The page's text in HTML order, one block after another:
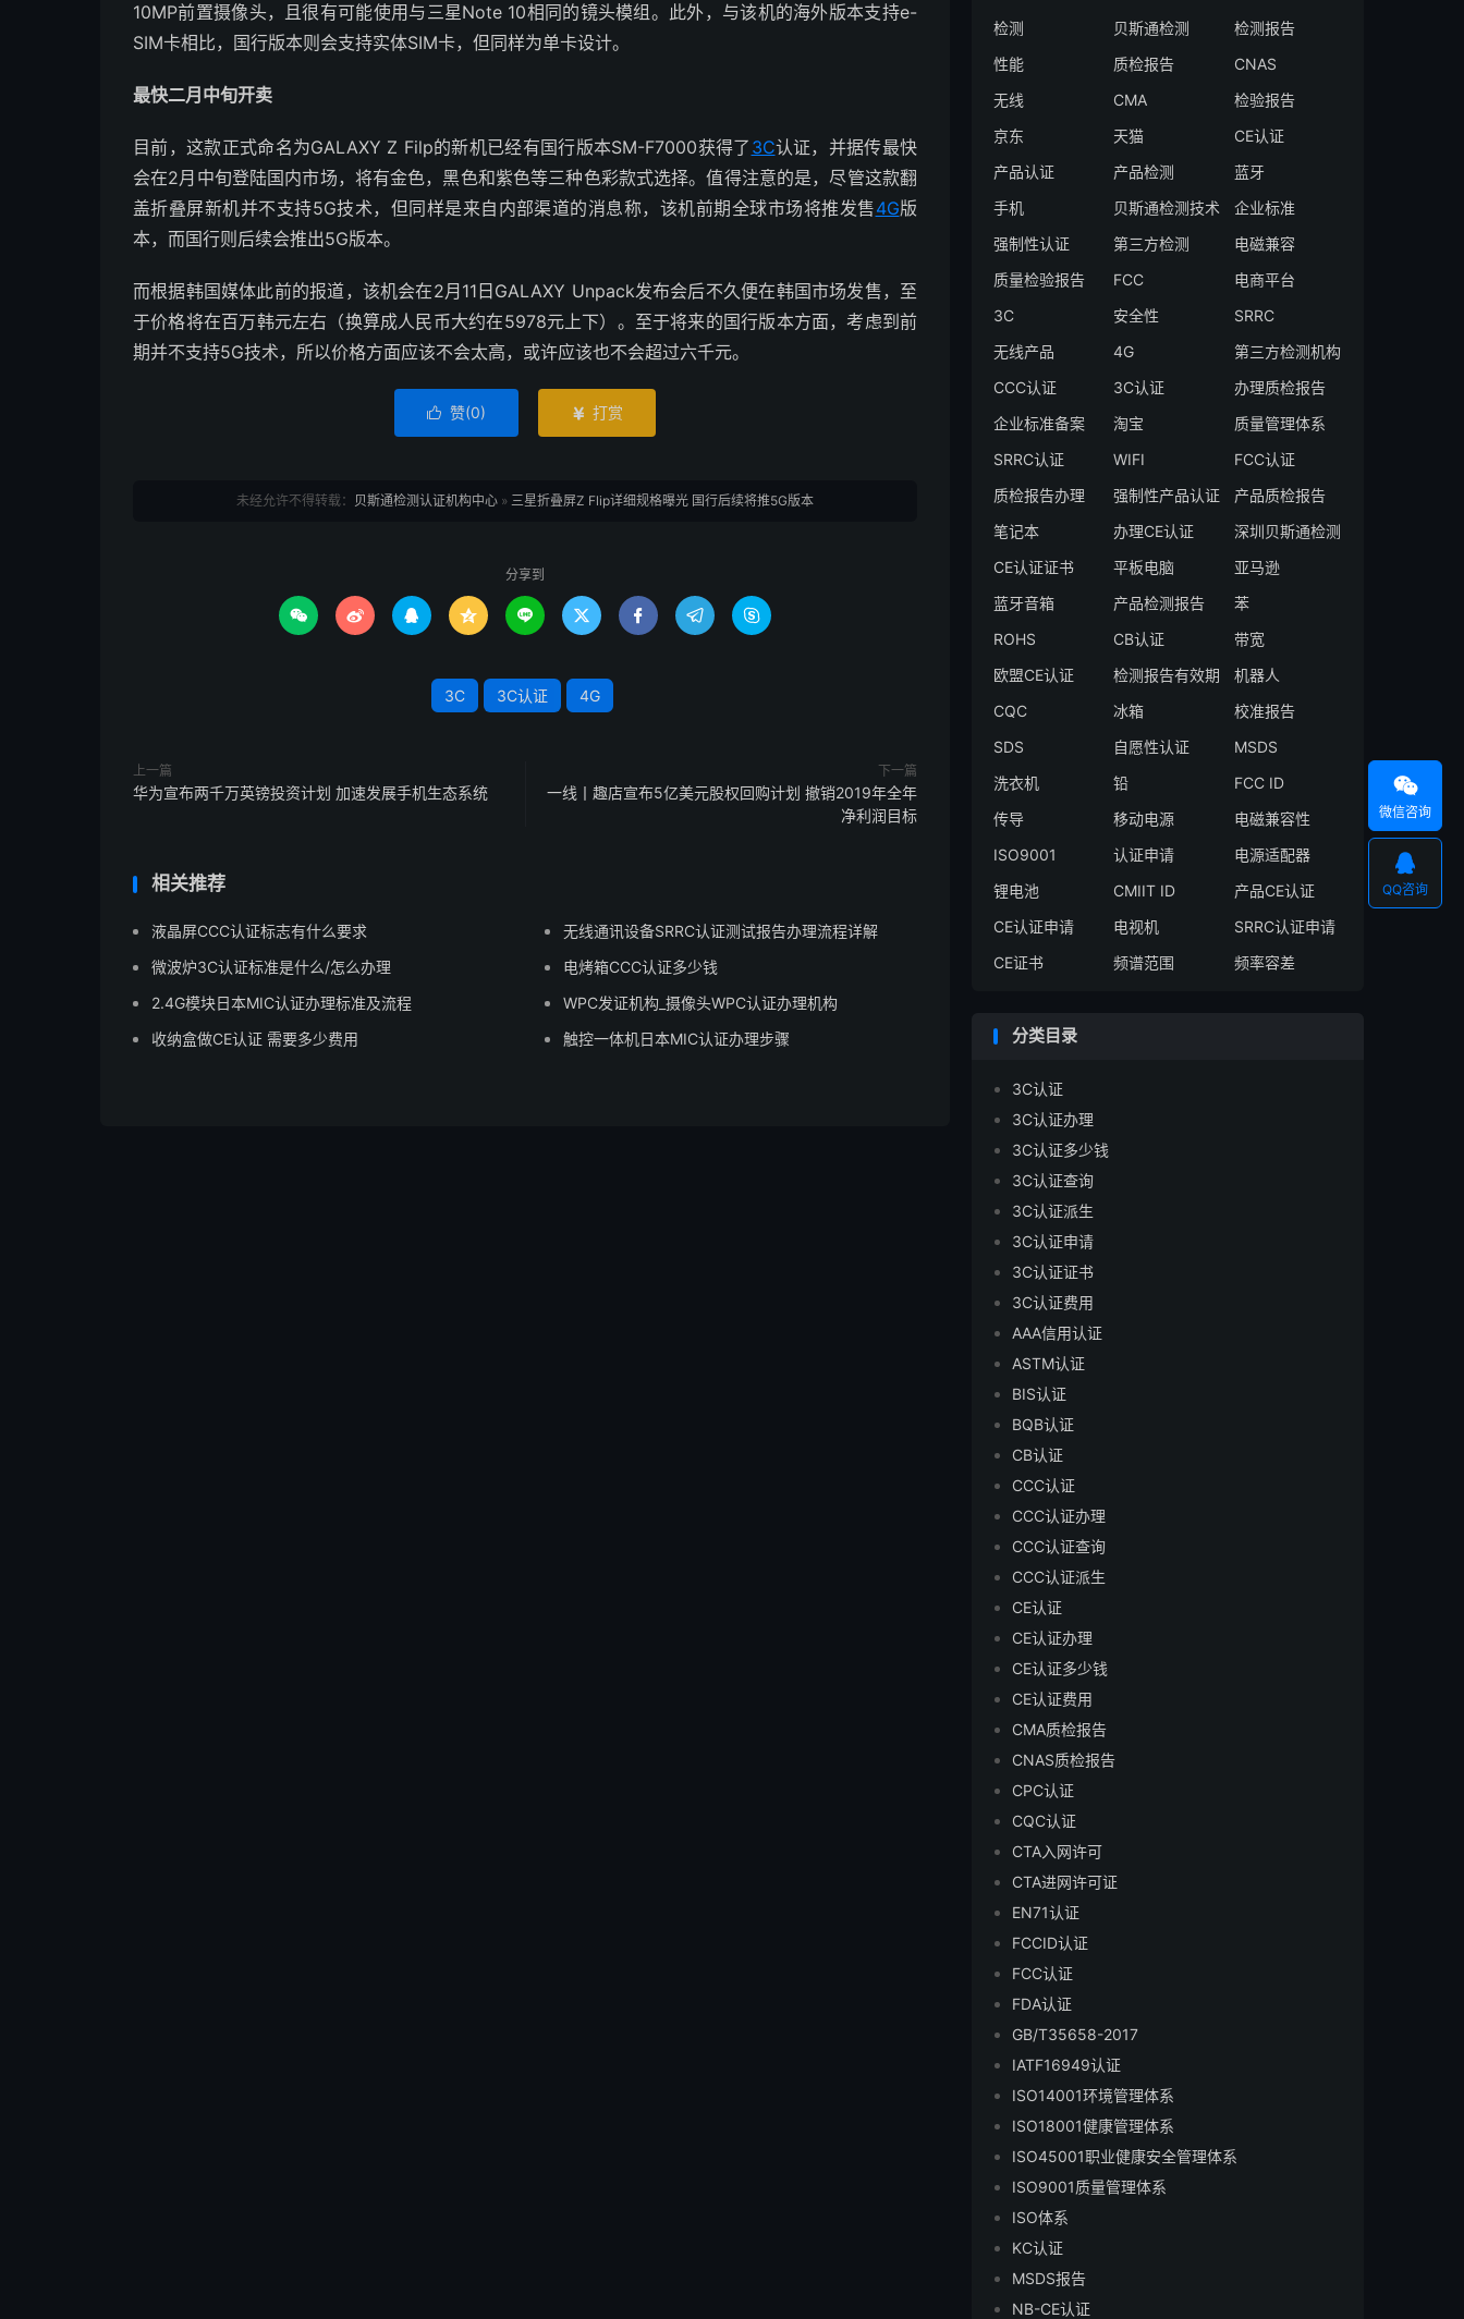
10MP前置摄像头，且很有可能使用与三星Note 10相同的镜头模组。此外，与该机的海外版本支持e-
SIM卡相比，国行版本则会支持实体SIM卡，但同样为单卡设计。
最快二月中旬开卖
目前，这款正式命名为GALAXY Z Filp的新机已经有国行版本SM-F7000获得了 3C认证，并据传最快
会在2月中旬登陆国内市场，将有金色，黑色和紫色等三种色彩款式选择。值得注意的是，尽管这款翻
盖折叠屏新机并不支持5G技术，但同样是来自内部渠道的消息称，该机前期全球市场将推发售4G版
本，而国行则后续会推出5G版本。
而根据韩国媒体此前的报道，该机会在2月11日GALAXY Unpack发布会后不久便在韩国市场发售，至
于价格将在百万韩元左右（换算成人民币大约在5978元上下）。至于将来的国行版本方面，考虑到前
期并不支持5G技术，所以价格方面应该不会太高，或许应该也不会超过六千元。
 赞(0)  打赏
未经允许不得转载： 贝斯通检测认证机构中心 » 三星折叠屏Z Flip详细规格曝光 国行后续将推5G版本
分享到
        
3C 3C认证 4G
上一篇
华为宣布两千万英镑投资计划 加速发展手机生态系统
下一篇
一线丨趣店宣布5亿美元股权回购计划 撤销2019年全年
净利润目标
相关推荐
液晶屏CCC认证标志有什么要求
无线通讯设备SRRC认证测试报告办理流程详解
微波炉3C认证标准是什么/怎么办理
电烤箱CCC认证多少钱
2.4G模块日本MIC认证办理标准及流程
WPC发证机构_摄像头WPC认证办理机构
收纳盒做CE认证 需要多少费用
触控一体机日本MIC认证办理步骤
检测 贝斯通检测
检测报告
性能
质检报告
CNAS
无线
CMA
检验报告
京东
天猫
CE认证
产品认证
产品检测
蓝牙
手机
贝斯通检测技术
企业标准
强制性认证
第三方检测
电磁兼容
质量检验报告
FCC
电商平台
3C
安全性
SRRC
无线产品
4G
第三方检测机构
CCC认证
3C认证
办理质检报告
企业标准备案
淘宝
质量管理体系
SRRC认证
WIFI
FCC认证
质检报告办理
强制性产品认证
产品质检报告
笔记本
办理CE认证
深圳贝斯通检测
CE认证证书
平板电脑
亚马逊
蓝牙音箱
产品检测报告
苯
ROHS
CB认证
带宽
欧盟CE认证
检测报告有效期
机器人
CQC
冰箱
校准报告
SDS
自愿性认证
MSDS
洗衣机
铅
FCC ID
传导
移动电源
电磁兼容性
ISO9001
认证申请
电源适配器
锂电池
CMIIT ID
产品CE认证
CE认证申请
电视机
SRRC认证申请
CE证书
频谱范围 频率容差
分类目录
3C认证
3C认证办理
3C认证多少钱
3C认证查询
3C认证派生
3C认证申请
3C认证证书
3C认证费用
AAA信用认证
ASTM认证
BIS认证
BQB认证
CB认证
CCC认证
CCC认证办理
CCC认证查询
CCC认证派生
CE认证
CE认证办理
CE认证多少钱
CE认证费用
CMA质检报告
CNAS质检报告
CPC认证
CQC认证
CTA入网许可
CTA进网许可证
EN71认证
FCCID认证
FCC认证
FDA认证
GB/T35658-2017
IATF16949认证
ISO14001环境管理体系
ISO18001健康管理体系
ISO45001职业健康安全管理体系
ISO9001质量管理体系
ISO体系
KC认证
MSDS报告
NB-CE认证

微信咨询

QQ咨询